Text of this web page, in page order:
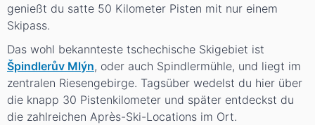
genießt du satte 50 Kilometer Pisten mit nur einem
Skipass.
Das wohl bekannteste tschechische Skigebiet ist
Špindlerův Mlýn, oder auch Spindlermühle, und liegt im
zentralen Riesengebirge. Tagsüber wedelst du hier über
die knapp 30 Pistenkilometer und später entdeckst du
die zahlreichen Après-Ski-Locations im Ort.